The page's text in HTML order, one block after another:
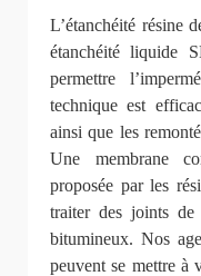
L’étanchéité résine
étanchéité liquide
permettre
technique est
ainsi que les
Une membrane
proposée par les
traiter des joints de
bitumineux. Nos
peuvent se mettre à